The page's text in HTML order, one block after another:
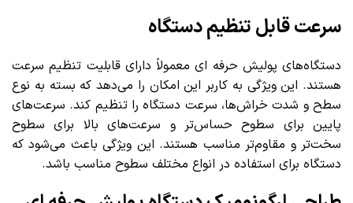
سرعت قابل تنظیم دستگاه
دستگاه‌های پولیش حرفه ای معمولاً دارای قابلیت تنظیم سرعت
هستند. این ویژگی به کاربر این امکان را می‌دهد که بسته به نوع
سطح و شدت خراش‌ها، سرعت دستگاه را تنظیم کند. سرعت‌های
پایین برای سطوح حساس‌تر و سرعت‌های بالا برای سطوح
سخت‌تر و مقاوم‌تر مناسب هستند. این ویژگی باعث می‌شود که
دستگاه برای استفاده در انواع مختلف سطوح مناسب باشد.